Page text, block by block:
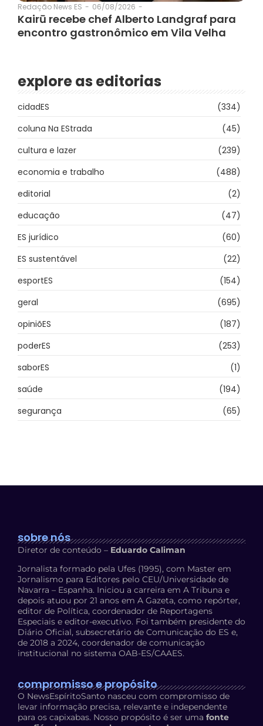
Redação News ES - 06/08/2026 -
Kairū recebe chef Alberto Landgraf para
encontro gastronômico em Vila Velha
explore as editorias
cidadES
(334)
coluna Na EStrada
(45)
cultura e lazer
(239)
economia e trabalho
(488)
editorial
(2)
educação
(47)
ES jurídico
(60)
ES sustentável
(22)
esportES
(154)
geral
(695)
opiniõES
(187)
poderES
(253)
saborES
(1)
saúde
(194)
segurança
(65)
sobre nós
Diretor de conteúdo – Eduardo Caliman
Jornalista formado pela Ufes (1995), com Master em
Jornalismo para Editores pelo CEU/Universidade de
Navarra – Espanha. Iniciou a carreira em A Tribuna e
depois atuou por 21 anos em A Gazeta, como repórter,
editor de Política, coordenador de Reportagens
Especiais e editor-executivo. Foi também presidente do
Diário Oficial, subsecretário de Comunicação do ES e,
de 2018 a 2024, coordenador de comunicação
institucional no sistema OAB-ES/CAAES.
compromisso e propósito
O NewsEspíritoSanto nasceu com compromisso de
levar informação precisa, relevante e independente
para os capixabas. Nosso propósito é ser uma fonte